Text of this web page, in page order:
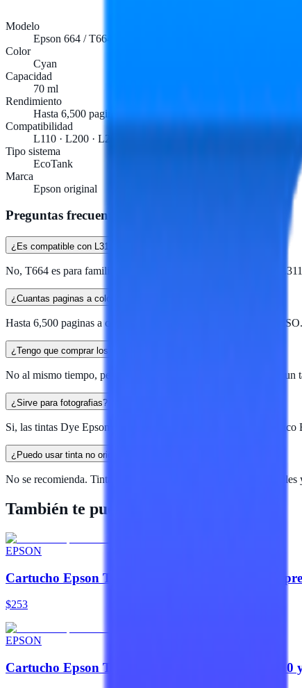
Modelo
Epson 664 / T664
Color
Cyan
Capacidad
70 ml
Rendimiento
Hasta 6,500 paginas
Compatibilidad
L110 · L200 · L210 · L350 · L355 · L555 · L300 · L1300
Tipo sistema
EcoTank
Marca
Epson original
Preguntas frecuentes
¿Es compatible con L3110 o L4150?
No, T664 es para familia L100/L200/L300/L500/L1300. Para
¿Cuantas paginas a color imprime?
Hasta 6,500 paginas a color al 5% de cobertura segun estandar ISO.
¿Tengo que comprar los 4 colores juntos?
No al mismo tiempo, pero la impresora bloquea operacion si algun
¿Sirve para fotografias?
Si, las tintas Dye Epson son ideales para fotos en papel
¿Puedo usar tinta no original?
No se recomienda. Tintas no originales pueden danar los
También te puede interesar
EPSON
Cartucho Epson T504 Negro Compatible con
$253
EPSON
Cartucho Epson T544 Negro Para Modelos L1210